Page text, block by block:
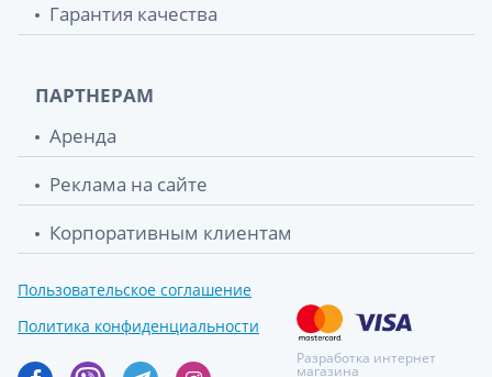
Гарантия качества
ПАРТНЕРАМ
Аренда
Реклама на сайте
Корпоративным клиентам
Пользовательское соглашение
Политика конфиденциальности
Разработка интернет
магазина